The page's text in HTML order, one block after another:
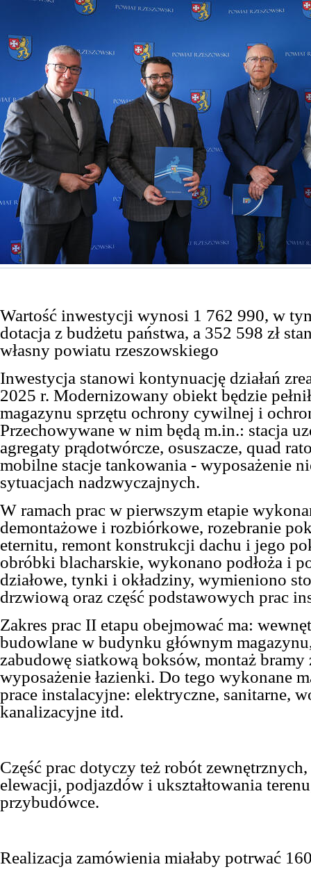
Wartość inwestycji wynosi 1 762 990, w
dotacja z budżetu państwa, a 352 598 zł
własny powiatu rzeszowskiego
Inwestycja stanowi kontynuację działań
2025 r. Modernizowany obiekt będzie
magazynu sprzętu ochrony cywilnej i
Przechowywane w nim będą m.in.: stacja
agregaty prądotwórcze, osuszacze, quad
mobilne stacje tankowania - wyposażenie
sytuacjach nadzwyczajnych.
W ramach prac w pierwszym etapie
demontażowe i rozbiórkowe, rozebranie
eternitu, remont konstrukcji dachu i jego
obróbki blacharskie, wykonano podłoża i
działowe, tynki i okładziny, wymieniono
drzwiową oraz część podstawowych prac
Zakres prac II etapu obejmować ma:
budowlane w budynku głównym
zabudowę siatkową boksów, montaż bramy
wyposażenie łazienki. Do tego wykonane
prace instalacyjne: elektryczne, sanitarne,
kanalizacyjne itd.
Część prac dotyczy też robót
elewacji, podjazdów i ukształtowania
przybudówce.
Realizacja zamówienia miałaby potrwać